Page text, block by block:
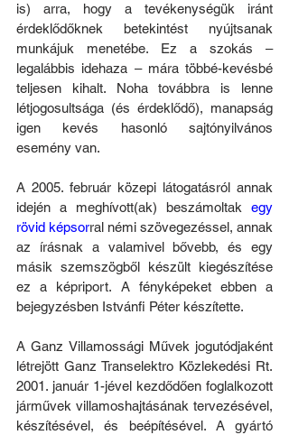
is) arra, hogy a tevékenységük iránt
érdeklődőknek betekintést nyújtsanak
munkájuk menetébe. Ez a szokás –
legalábbis idehaza – mára többé-kevésbé
teljesen kihalt. Noha továbbra is lenne
létjogosultsága (és érdeklődő), manapság
igen kevés hasonló sajtónyilvános
esemény van.
A 2005. február közepi látogatásról annak
idején a meghívott(ak) beszámoltak egy
rövid képsorral némi szövegezéssel, annak
az írásnak a valamivel bővebb, és egy
másik szemszögből készült kiegészítése
ez a képriport. A fényképeket ebben a
bejegyzésben Istvánfi Péter készítette.
A Ganz Villamossági Művek jogutódjaként
létrejött Ganz Transelektro Közlekedési Rt.
2001. január 1-jével kezdődően foglalkozott
járművek villamoshajtásának tervezésével,
készítésével, és beépítésével. A gyártó